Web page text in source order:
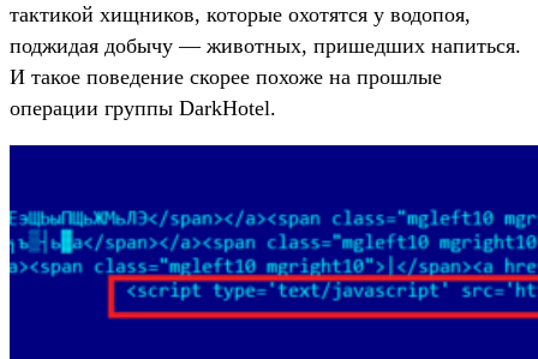
тактикой хищников, которые охотятся у водопоя,
поджидая добычу — животных, пришедших напиться.
И такое поведение скорее похоже на прошлые
операции группы DarkHotel.